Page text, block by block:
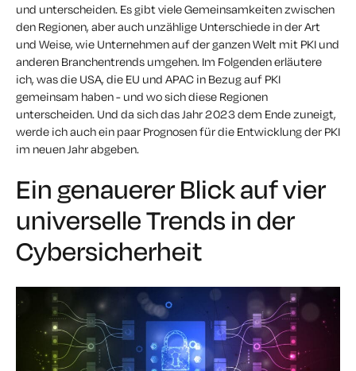
und unterscheiden. Es gibt viele Gemeinsamkeiten zwischen
den Regionen, aber auch unzählige Unterschiede in der Art
und Weise, wie Unternehmen auf der ganzen Welt mit PKI und
anderen Branchentrends umgehen. Im Folgenden erläutere
ich, was die USA, die EU und APAC in Bezug auf PKI
gemeinsam haben - und wo sich diese Regionen
unterscheiden. Und da sich das Jahr 2023 dem Ende zuneigt,
werde ich auch ein paar Prognosen für die Entwicklung der PKI
im neuen Jahr abgeben.
Ein genauerer Blick auf vier
universelle Trends in der
Cybersicherheit